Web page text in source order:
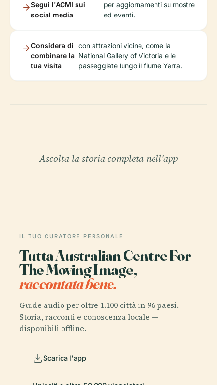
Segui l'ACMI sui
social media
per aggiornamenti su mostre
ed eventi.
Considera di
combinare la
tua visita
con attrazioni vicine, come la
National Gallery of Victoria e le
passeggiate lungo il fiume Yarra.
Ascolta la storia completa nell'app
IL TUO CURATORE PERSONALE
Tutta Australian Centre For
The Moving Image,
raccontata bene.
Guide audio per oltre 1.100 città in 96 paesi.
Storia, racconti e conoscenza locale —
disponibili offline.
Scarica l'app